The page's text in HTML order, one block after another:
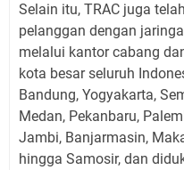
Selain itu, TRAC juga
pelanggan dengan
melalui kantor cabang
kota besar seluruh
Bandung, Yogyakarta,
Medan, Pekanbaru,
Jambi, Banjarmasin,
hingga Samosir, dan